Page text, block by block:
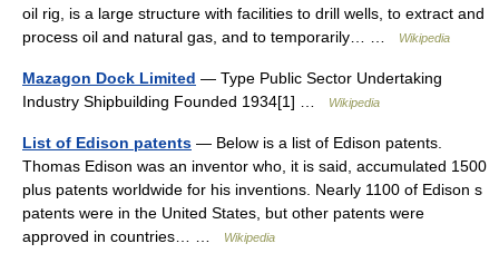
oil rig, is a lаrge structure with facilities to drill wells, to extract and
process oil and natural gas, and to temporarily… …
Wikipedia
Mazagon Dock Limited — Type Public Sector Undertaking
Industry Shipbuilding Founded 1934[1] …
Wikipedia
List of Edison patents — Below is a list of Edison patents.
Thomas Edison was an inventor who, it is said, accumulated 1500
plus patents worldwide for his inventions. Nearly 1100 of Edison s
patents were in the United States, but other patents were
approved in countries… …
Wikipedia